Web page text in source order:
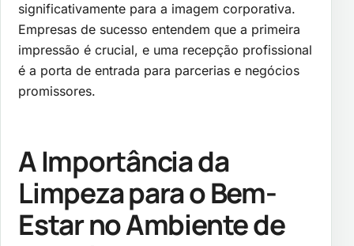
significativamente para a imagem corporativa.
Empresas de sucesso entendem que a primeira
impressão é crucial, e uma recepção profissional
é a porta de entrada para parcerias e negócios
promissores.
A Importância da
Limpeza para o Bem-
Estar no Ambiente de